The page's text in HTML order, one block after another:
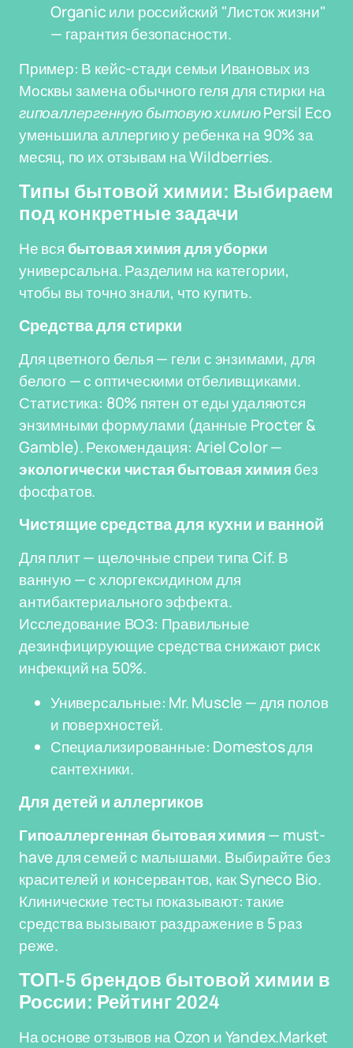
Organic или российский "Листок жизни"
— гарантия безопасности.
Пример: В кейс-стади семьи Ивановых из
Москвы замена обычного геля для стирки на
гипоаллергенную бытовую химиюPersil Eco
уменьшила аллергию у ребенка на 90% за
месяц, по их отзывам на Wildberries.
Типы бытовой химии: Выбираем
под конкретные задачи
Не вся бытовая химия для уборки
универсальна. Разделим на категории,
чтобы вы точно знали, что купить.
Средства для стирки
Для цветного белья — гели с энзимами, для
белого — с оптическими отбеливщиками.
Статистика: 80% пятен от еды удаляются
энзимными формулами (данные Procter &
Gamble). Рекомендация: Ariel Color —
экологически чистая бытовая химиябез
фосфатов.
Чистящие средства для кухни и ванной
Для плит — щелочные спреи типа Cif. В
ванную — с хлоргексидином для
антибактериального эффекта.
Исследование ВОЗ: Правильные
дезинфицирующие средства снижают риск
инфекций на 50%.
Универсальные: Mr. Muscle — для полов
и поверхностей.
Специализированные: Domestos для
сантехники.
Для детей и аллергиков
Гипоаллергенная бытовая химия— must-
have для семей с малышами. Выбирайте без
красителей и консервантов, как Syneco Bio.
Клинические тесты показывают: такие
средства вызывают раздражение в 5 раз
реже.
ТОП-5 брендов бытовой химии в
России: Рейтинг 2024
На основе отзывов на Ozon и Yandex.Market